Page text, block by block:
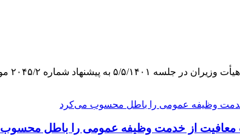
شماره ۲۰۴۵/۲ مورخ
معافیت از خدمت وظیفه عمومی را باطل